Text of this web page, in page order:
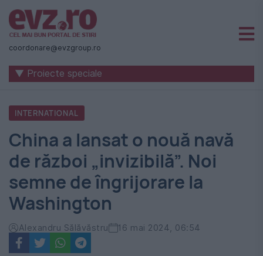
Știri
naționale
internaționale
România
-
Evenimentul
Zilei
coordonare@evzgroup.ro
▼ Proiecte speciale
INTERNATIONAL
China a lansat o nouă navă
de război „invizibilă”. Noi
semne de îngrijorare la
Washington
Alexandru Sălăvăstru 16 mai 2024, 06:54